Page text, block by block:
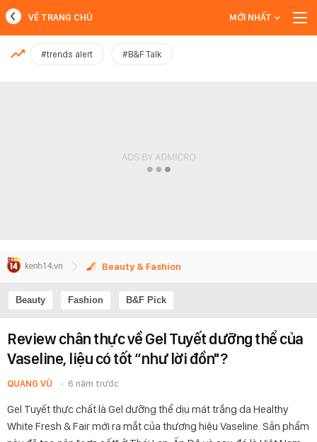
MỚI NHẤT
VỀ TRANG CHỦ MỚI NHẤT
#trends alert #B&F Talk
Beauty & Fashion
Beauty Fashion B&F Pick
Review chân thực về Gel Tuyết dưỡng thể của
Vaseline, liệu có tốt “như lời đồn"?
QUANG VŨ 6 năm trước
Gel Tuyết thực chất là Gel dưỡng thể dịu mát trắng da Healthy
White Fresh & Fair mới ra mắt của thương hiệu Vaseline. Sản phẩm